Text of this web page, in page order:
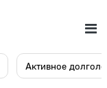
Активное